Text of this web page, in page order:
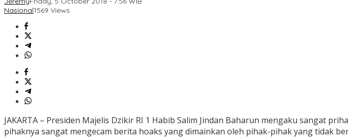
Nasional1569 Views
JAKARTA – Presiden Majelis Dzikir RI 1 Habib Salim Jindan Baharun mengaku sangat
pihaknya sangat mengecam berita hoaks yang dimainkan oleh pihak-pihak yang tidak